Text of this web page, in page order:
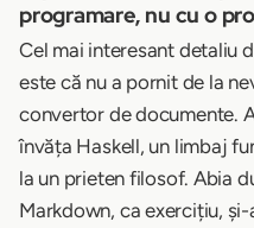
programare, nu cu o
Cel mai interesant detaliu
este că nu a pornit de la
convertor de documente.
învăța Haskell, un limbaj
la un prieten filosof. Abia
Markdown, ca exercițiu,